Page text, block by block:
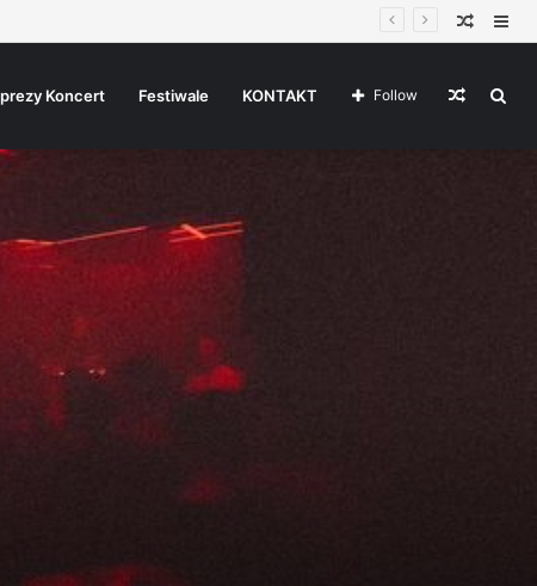
Random
Koncert Festiwale KONTAKT Random
Follow